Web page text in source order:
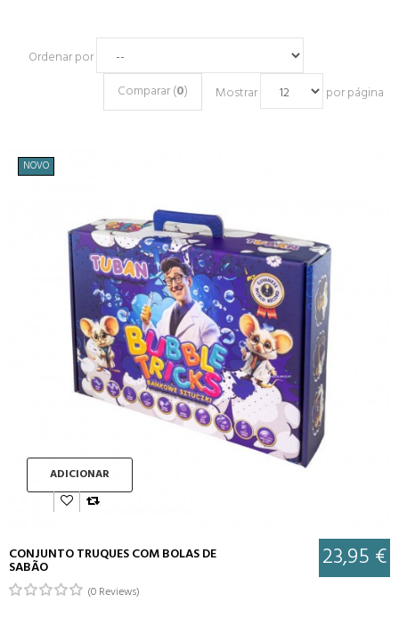
Ordenar por
Mostrar
por página
Comparar (0)
NOVO
ADICIONAR
CONJUNTO TRUQUES COM BOLAS DE
SABÃO 23,95 €
(0 Reviews)